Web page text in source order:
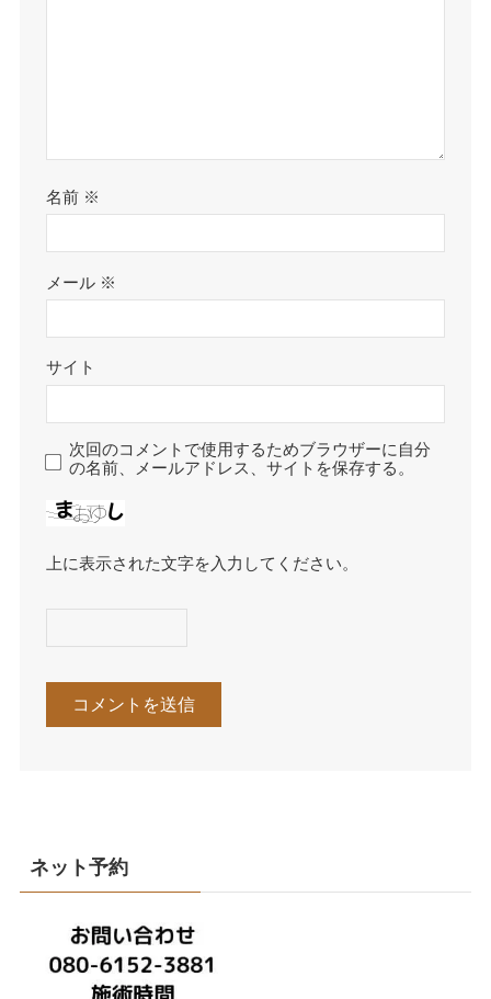
名前 ※
メール ※
サイト
次回のコメントで使用するためブラウザーに自分
の名前、メールアドレス、サイトを保存する。
上に表示された文字を入力してください。
ネット予約